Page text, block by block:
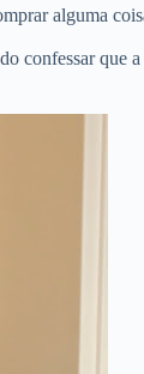
alguma
confessar que